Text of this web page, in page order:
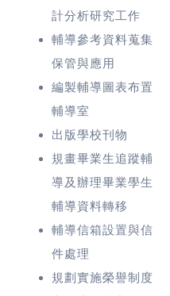
計分析研究工作
輔導參考資料蒐集
保管與應用
編製輔導圖表布置
輔導室
出版學校刊物
規畫畢業生追蹤輔
導及辦理畢業學生
輔導資料轉移
輔導信箱設置與信
件處理
規劃實施榮譽制度